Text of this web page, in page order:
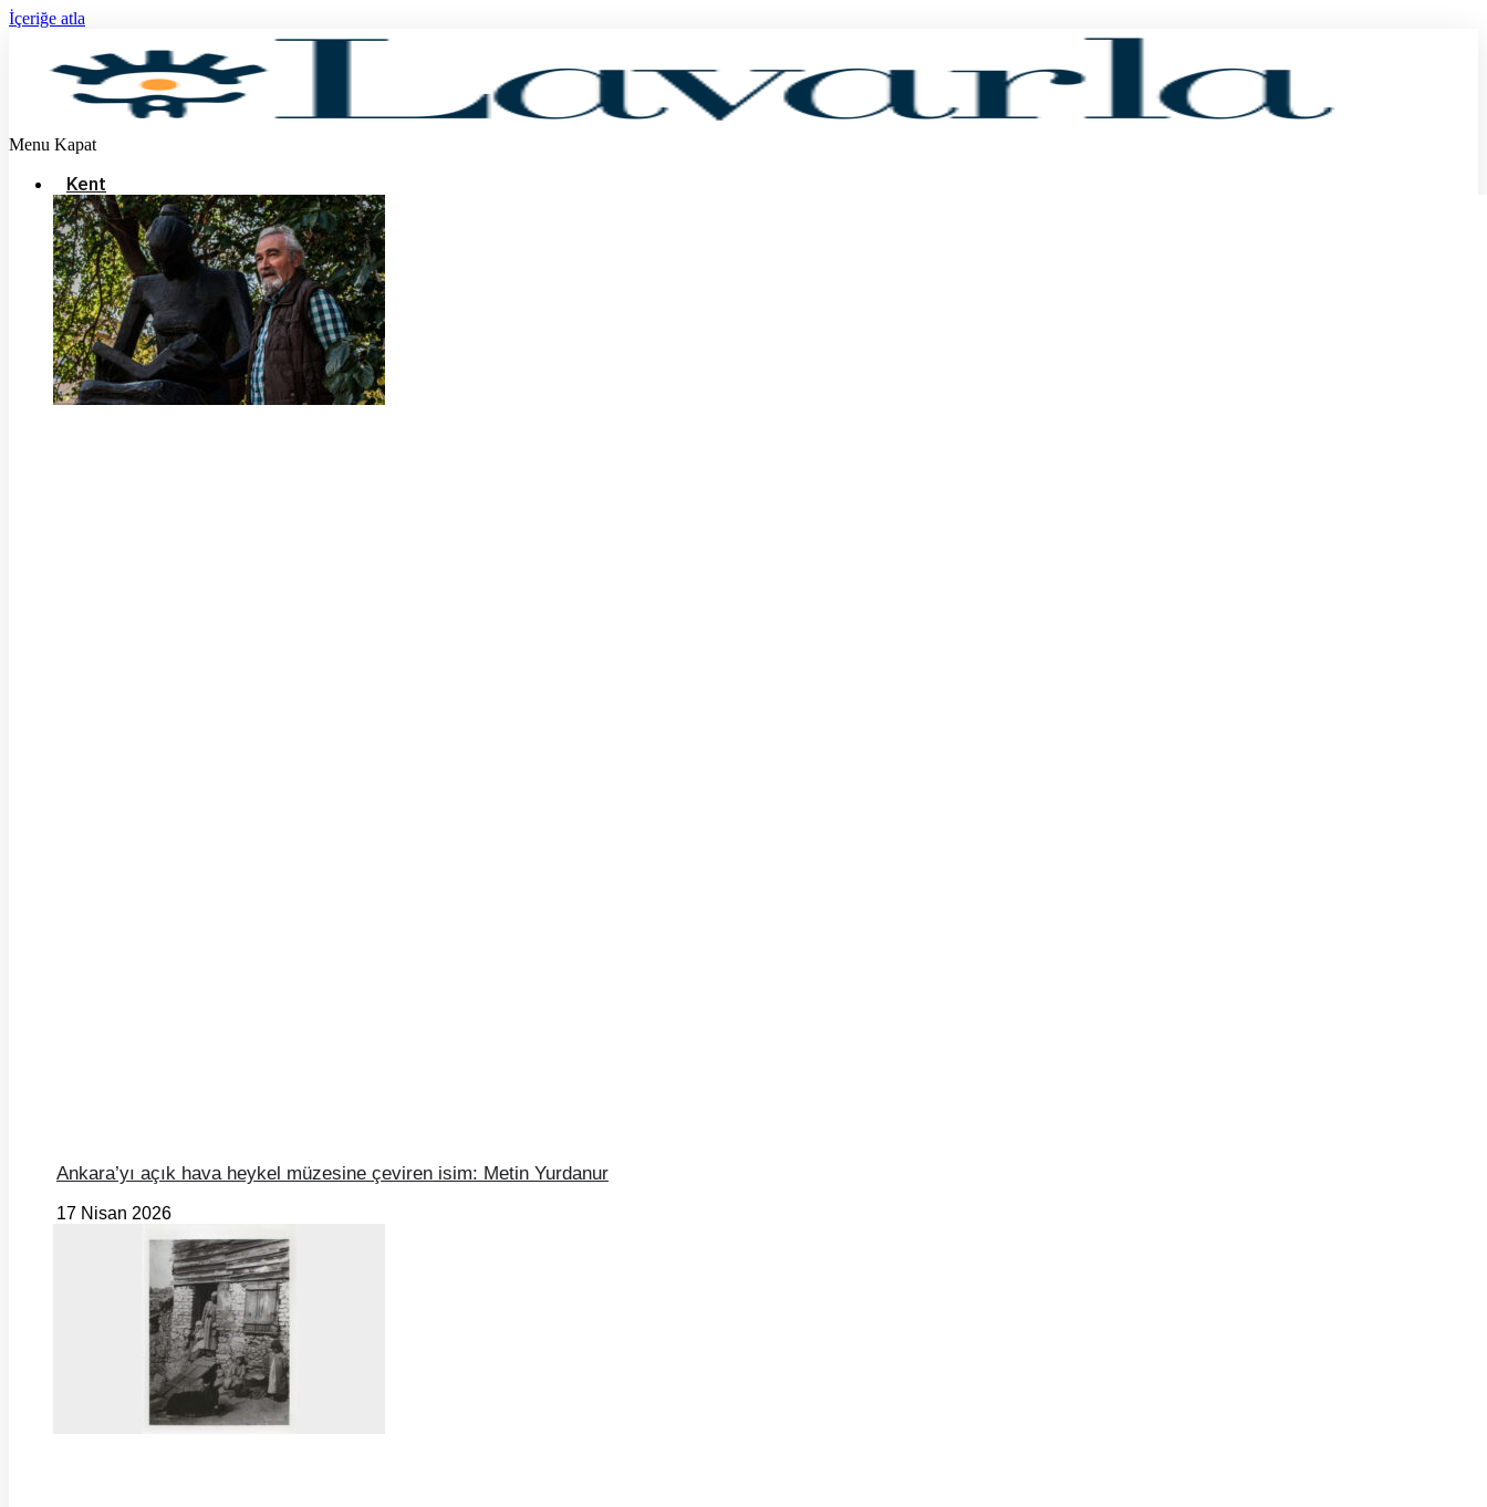
İçeriğe atla
Menu Kapat
Kent
Ankara’yı açık hava heykel müzesine çeviren isim: Metin Yurdanur
17 Nisan 2026